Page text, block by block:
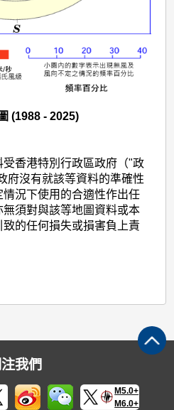
(1988 - 2025)
香港特別行政區政府（"政
府沒有就該等資料的準確性
況下使用的合適性作出任
須對與該等地圖資料或本
的任何損失或損害負上責
注我們
M5.0+
M6.0+